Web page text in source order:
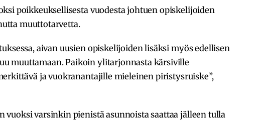
poikkeuksellisesta vuodesta johtuen opiskelijoiden
muuttotarvetta.
aivan uusien opiskelijoiden lisäksi myös edellisen
muuttamaan. Paikoin ylitarjonnasta kärsiville
ja vuokranantajille mieleinen piristysruiske”,
vuoksi varsinkin pienistä asunnoista saattaa jälleen tulla